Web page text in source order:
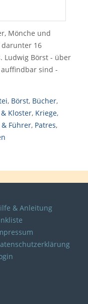
Mönche und
darunter 16
Ludwig Börst - über
sind -
, Börst, Bücher,
Kloster, Kriege,
Führer, Patres,
& Anleitung